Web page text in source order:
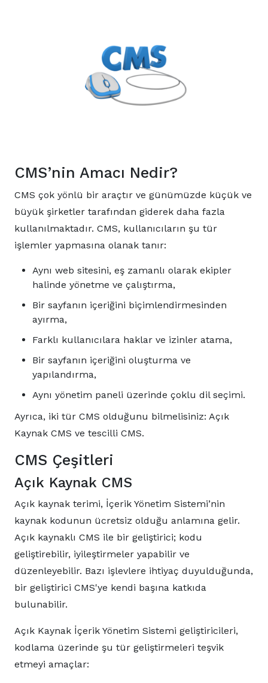
CMS’nin Amacı Nedir?
CMS çok yönlü bir araçtır ve günümüzde küçük ve
büyük şirketler tarafından giderek daha fazla
kullanılmaktadır. CMS, kullanıcıların şu tür
işlemler yapmasına olanak tanır:
Aynı web sitesini, eş zamanlı olarak ekipler
halinde yönetme ve çalıştırma,
Bir sayfanın içeriğini biçimlendirmesinden
ayırma,
Farklı kullanıcılara haklar ve izinler atama,
Bir sayfanın içeriğini oluşturma ve
yapılandırma,
Aynı yönetim paneli üzerinde çoklu dil seçimi.
Ayrıca, iki tür CMS olduğunu bilmelisiniz: Açık
Kaynak CMS ve tescilli CMS.
CMS Çeşitleri
Açık Kaynak CMS
Açık kaynak terimi, İçerik Yönetim Sistemi’nin
kaynak kodunun ücretsiz olduğu anlamına gelir.
Açık kaynaklı CMS ile bir geliştirici; kodu
geliştirebilir, iyileştirmeler yapabilir ve
düzenleyebilir. Bazı işlevlere ihtiyaç duyulduğunda,
bir geliştirici CMS'ye kendi başına katkıda
bulunabilir.
Açık Kaynak İçerik Yönetim Sistemi geliştiricileri,
kodlama üzerinde şu tür geliştirmeleri teşvik
etmeyi amaçlar: